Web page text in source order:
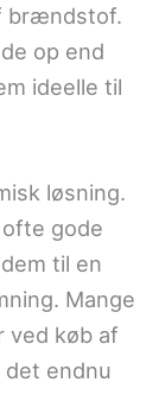
brændstof.
op end
ideelle til
løsning.
gode
til en
Mange
ved køb af
endnu